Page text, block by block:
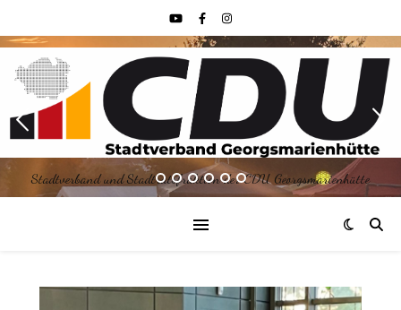
Stadtverband und Stadtratsfraktion der CDU Georgsmarienhütte